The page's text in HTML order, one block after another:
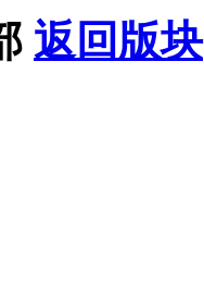
返回版块